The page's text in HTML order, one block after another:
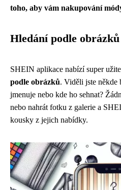
toho, aby vám nakupování
Hledání podle
SHEIN aplikace nabízí super
podle obrázků. Viděli jste někde
jmenuje nebo kde ho sehnat?
nebo nahrát fotku z galerie a
kousky z jejich nabídky.